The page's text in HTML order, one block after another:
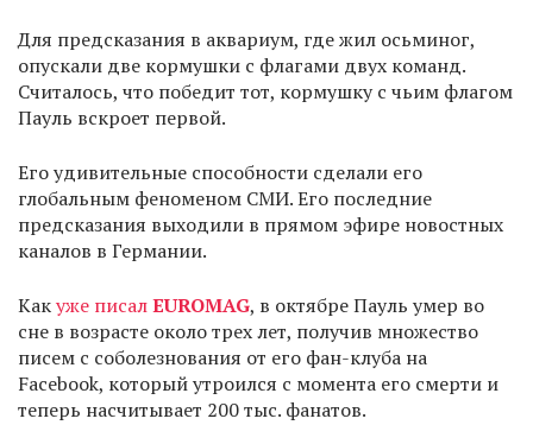
Для предсказания в аквариум, где жил осьминог,
опускали две кормушки с флагами двух команд.
Считалось, что победит тот, кормушку с чьим флагом
Пауль вскроет первой.
Его удивительные способности сделали его
глобальным феноменом СМИ. Его последние
предсказания выходили в прямом эфире новостных
каналов в Германии.
Какуже писалEUROMAG, в октябре Пауль умер во
сне в возрасте около трех лет, получив множество
писем с соболезнования от его фан-клуба на
Facebook, который утроился с момента его смерти и
теперь насчитывает 200 тыс. фанатов.